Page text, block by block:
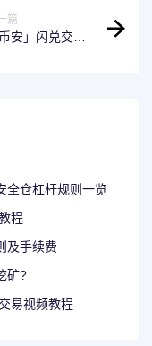
篇
币安」闪兑交易
全仓杠杆规则一览
程
及手续费
矿?
易视频教程